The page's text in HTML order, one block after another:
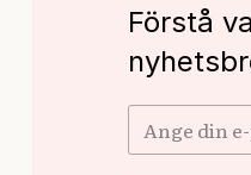
Förstå